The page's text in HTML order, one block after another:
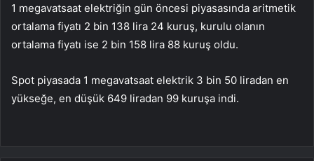
1 megavatsaat elektriğin gün öncesi piyasasında aritmetik
ortalama fiyatı 2 bin 138 lira 24 kuruş, kurulu olanın
ortalama fiyatı ise 2 bin 158 lira 88 kuruş oldu.
Spot piyasada 1 megavatsaat elektrik 3 bin 50 liradan en
yükseğe, en düşük 649 liradan 99 kuruşa indi.